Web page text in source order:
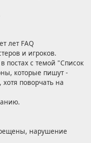
лет FAQ
и игроков.
постах с темой "Список
которые пишут -
хотя поворчать на
нарушение